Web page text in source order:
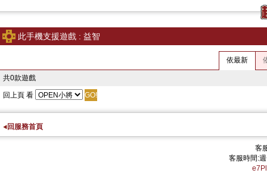
此手機支援遊戲 : 益智
依最新
共0款遊戲
回上頁 看
回服務首頁
客
客服時間: